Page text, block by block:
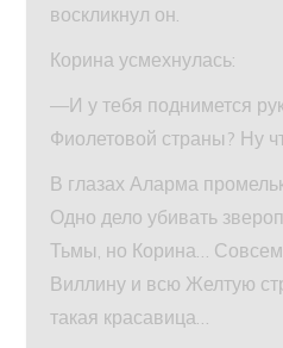
воскликнул он.
Корина усмехнулась:
—И у тебя поднимется
Фиолетовой страны? Ну
В глазах Аларма
Одно дело убивать
Тьмы, но Корина…
Виллину и всю Желтую
такая красавица…